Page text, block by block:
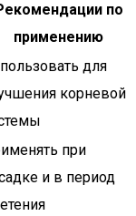
по
применению
для
корневой
при
и в период